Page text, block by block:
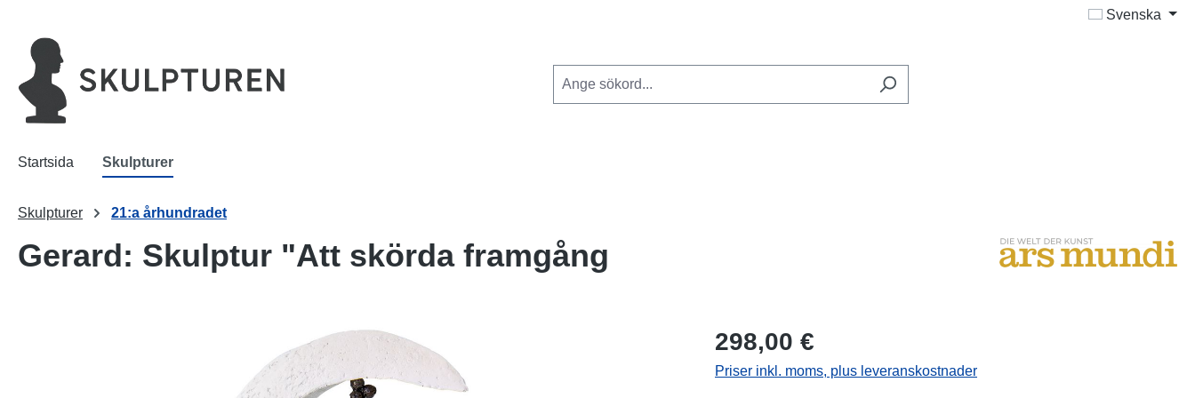
Svenska
Startsida Skulpturer
Skulpturer 21:a århundradet
Gerard: Skulptur "Att skörda framgång
298,00 €
Priser inkl. moms, plus leveranskostnader